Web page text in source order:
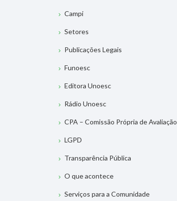
Campi
Setores
Publicações Legais
Funoesc
Editora Unoesc
Rádio Unoesc
CPA – Comissão Própria de Avaliação
LGPD
Transparência Pública
O que acontece
Serviços para a Comunidade